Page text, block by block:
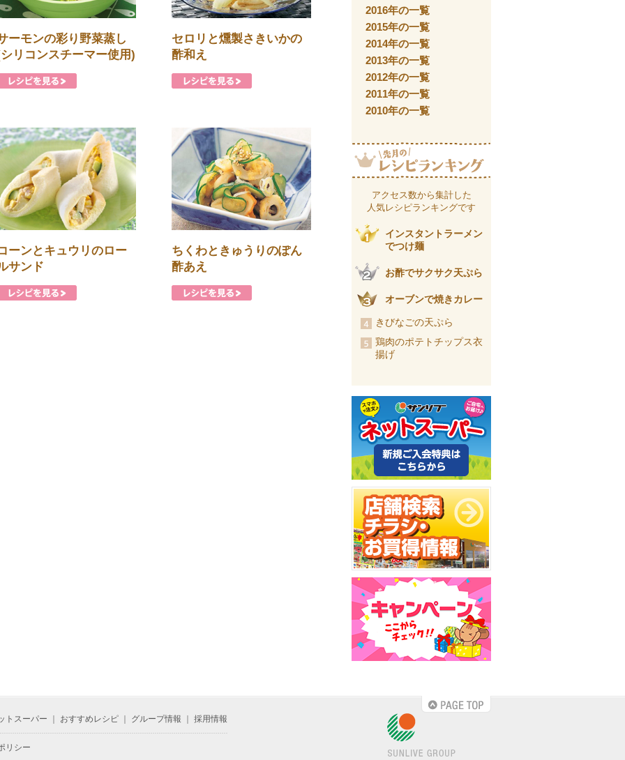
ーモンの彩り野菜蒸し
リコンスチーマー使用)
セロリと燻製さきいかの
酢和え
ーンとキュウリのロー
サンド
ちくわときゅうりのぽん
酢あえ
2016年の一覧
2015年の一覧
2014年の一覧
2013年の一覧
2012年の一覧
2011年の一覧
2010年の一覧
アクセス数から集計した
人気レシピランキングです
インスタントラーメン
でつけ麺
お酢でサクサク天ぷら
オーブンで焼きカレー
きびなごの天ぷら
鶏肉のポテトチップス衣
揚げ
トスーパー おすすめレシピ グループ情報 採用情報
リシー